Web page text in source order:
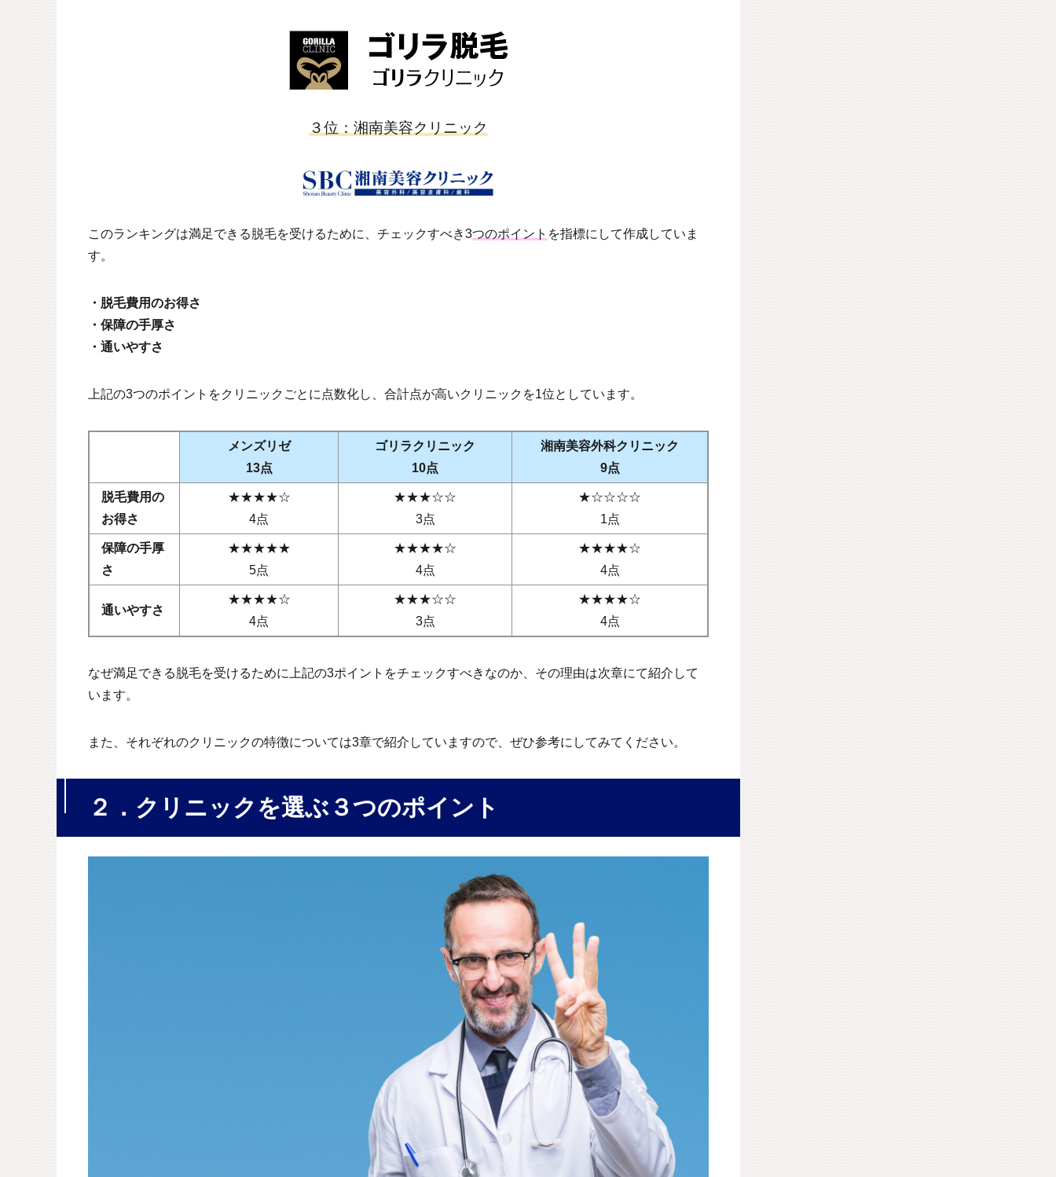
３位：湘南美容クリニック
このランキングは満足できる脱毛を受けるために、チェックすべき3つのポイント を指標にして作成していま
す。
・脱毛費用のお得さ
・保障の手厚さ
・通いやすさ
上記の3つのポイントをクリニックごとに点数化し、合計点が高いクリニックを1位としています。
メンズリゼ
13点
ゴリラクリニック
10点
湘南美容外科クリニック
9点
脱毛費用の
お得さ
★★★★☆
4点
★★★☆☆
3点
★☆☆☆☆
1点
保障の手厚
さ
★★★★★
5点
★★★★☆
4点
★★★★☆
4点
通いやすさ
★★★★☆
4点
★★★☆☆
3点
★★★★☆
4点
なぜ満足できる脱毛を受けるために上記の3ポイントをチェックすべきなのか、その理由は次章にて紹介して
います。
また、それぞれのクリニックの特徴については3章で紹介していますので、ぜひ参考にしてみてください。
２．クリニックを選ぶ３つのポイント